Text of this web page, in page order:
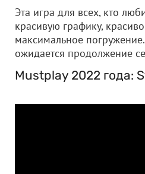
Эта игра для всех, кто
красивую графику,
максимальное
ожидается продолжение
Mustplay 2022 года: